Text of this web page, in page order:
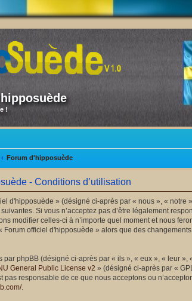
!
Forum d'hipposuède
- Conditions d’utilisation
d'hipposuède » (désigné ci-après par « nous », «
Si vous n’acceptez pas d’être légalement
modifier celles-ci à n’importe quel moment et nous
Forum officiel d'hipposuède » alors que des
par phpBB (désigné ci-après par « ils », « eux », « leur
General Public License v2 » (désigné ci-après par «
pas responsable de ce que nous acceptons ou
.